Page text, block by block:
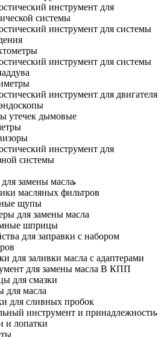
инструмент для
системы
инструмент для системы
инструмент для системы
инструмент для двигателя
утечек дымовые
инструмент для
системы
замены масла
масляных фильтров
щупы
для замены масла
шприцы
для заправки с набором
для заливки масла с адаптерами
для замены масла В КПП
для смазки
для масла
для сливных пробок
инструмент и принадлежности
и лопатки